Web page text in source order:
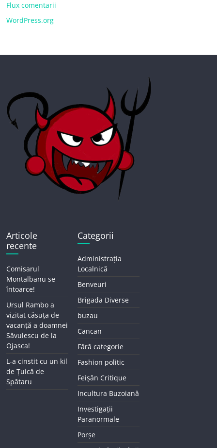
Flux comentarii
WordPress.org
Articole
recente
Comisarul
Montalbanu se
întoarce!
Ursul Rambo a
vizitat căsuța de
vacanță a doamnei
Săvulescu de la
Ojasca!
L-a cinstit cu un kil
de Țuică de
Spătaru
Categorii
Administrația
Localnică
Benveuri
Brigada Diverse
buzau
Cancan
Fără categorie
Fashion politic
Feișăn Critique
Incultura Buzoiană
Investigații
Paranormale
Porșe